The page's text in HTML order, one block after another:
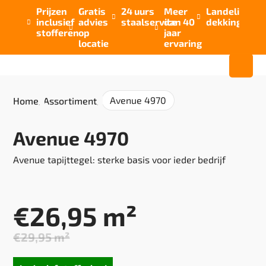

Prijzen
inclusief
stofferen

Gratis
advies
op
locatie

24 uurs
staalservice

Meer
dan 40
jaar
ervaring

Landelijke
dekking
Home Assortiment Avenue 4970
Avenue 4970
Avenue tapijttegel: sterke basis voor ieder bedrijf
€29,95m²
Oorspronkelijke
€26,95 m²
Huidige